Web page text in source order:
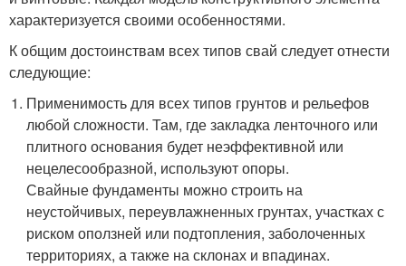
характеризуется своими особенностями.
К общим достоинствам всех типов свай следует отнести
следующие:
Применимость для всех типов грунтов и рельефов
любой сложности. Там, где закладка ленточного или
плитного основания будет неэффективной или
нецелесообразной, используют опоры.
Свайные фундаменты можно строить на
неустойчивых, переувлажненных грунтах, участках с
риском оползней или подтопления, заболоченных
территориях, а также на склонах и впадинах.